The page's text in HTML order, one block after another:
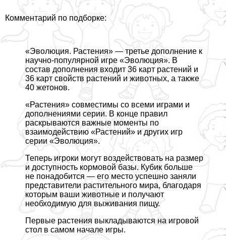
Комментарий по подборке:
«Эволюция. Растения» — третье дополнение к
научно-популярной игре «Эволюция». В
состав дополнения входит 36 карт растений и
36 карт свойств растений и животных, а также
40 жетонов.
«Растения» совместимы со всеми играми и
дополнениями серии. В конце правил
раскрываются важные моменты по
взаимодействию «Растений» и других игр
серии «Эволюция».
Теперь игроки могут воздействовать на размер
и доступность кормовой базы. Кубик больше
не понадобится — его место успешно заняли
представители растительного мира, благодаря
которым ваши животные и получают
необходимую для выживания пищу.
Первые растения выкладываются на игровой
стол в самом начале игры.